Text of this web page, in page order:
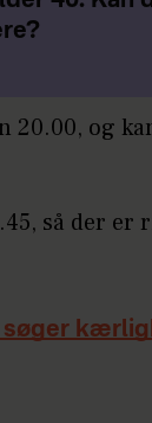
og
så der er
søger